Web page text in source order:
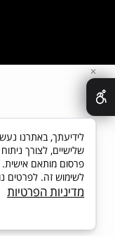
✕
שלישיים, לצורך
פרסום מותאם
לשימוש זה. לפרטים
מדיניות הפרטיות